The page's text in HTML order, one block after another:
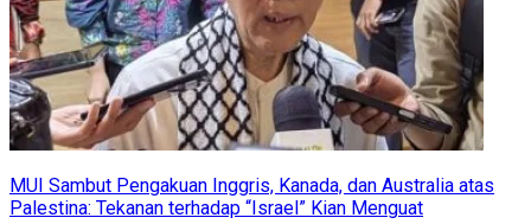
MUI Sambut Pengakuan Inggris, Kanada, dan Australia atas
Palestina: Tekanan terhadap “Israel” Kian Menguat